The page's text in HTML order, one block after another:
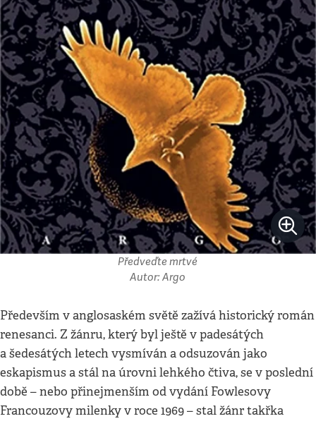
Předveďte mrtvé
Autor: Argo
Především v anglosaském světě zažívá historický román
renesanci. Z žánru, který byl ještě v padesátých
a šedesátých letech vysmíván a odsuzován jako
eskapismus a stál na úrovni lehkého čtiva, se v poslední
době – nebo přinejmenším od vydání Fowlesovy
Francouzovy milenky v roce 1969 – stal žánr takřka